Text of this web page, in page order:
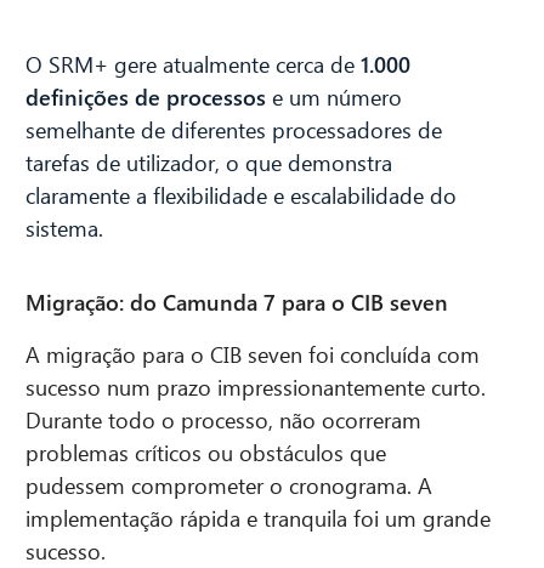
O SRM+ gere atualmente cerca de1.000
definições de processos e um número
semelhante de diferentes processadores de
tarefas de utilizador, o que demonstra
claramente a flexibilidade e escalabilidade do
sistema.
Migração: do Camunda 7 para o CIB seven
A migração para o CIB seven foi concluída com
sucesso num prazo impressionantemente curto.
Durante todo o processo, não ocorreram
problemas críticos ou obstáculos que
pudessem comprometer o cronograma. A
implementação rápida e tranquila foi um grande
sucesso.